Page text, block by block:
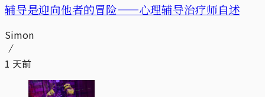
辅导是迎向他者的冒险——心理辅导治疗师自述
Simon
1 天前